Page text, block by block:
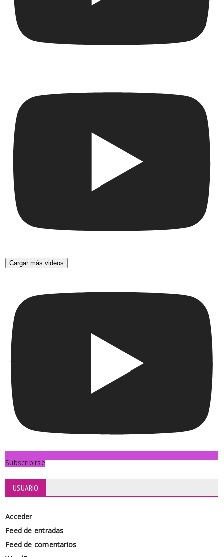
Cargar más videos
Subscribirse
USUARIO
Acceder
Feed de entradas
Feed de comentarios